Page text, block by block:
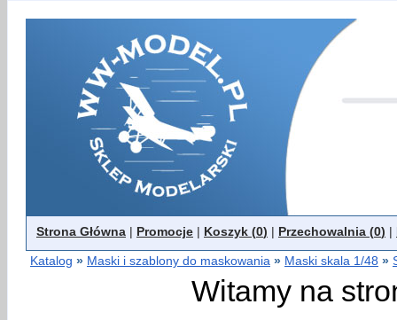
Strona Główna | Promocje | Koszyk (0) | Przechowalnia (0) |
Katalog » Maski i szablony do maskowania » Maski skala 1/48 »
Witamy na